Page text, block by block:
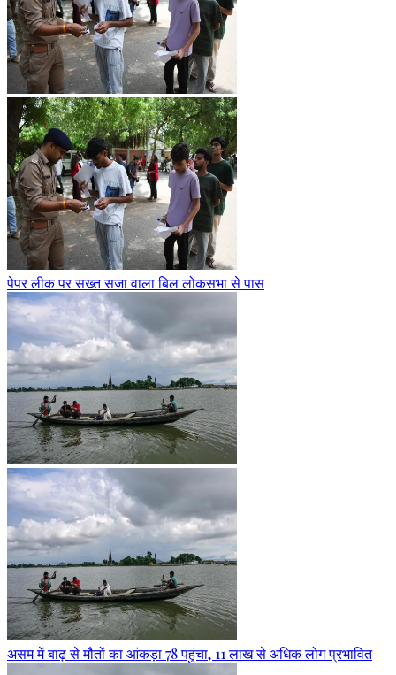
पेपर लीक पर सख्त सजा वाला बिल लोकसभा से पास
असम में बाढ़ से मौतों का आंकड़ा 78 पहुंचा, 11 लाख से अधिक लोग प्रभावित